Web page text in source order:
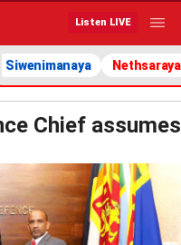
Listen LIVE
Siwenimanaya Nethsaraya
Chief assumes